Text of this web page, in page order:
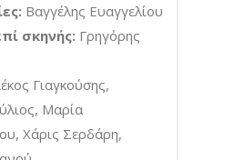
Βαγγέλης Ευαγγελίου
σκηνής: Γρηγόρης
Γιαγκούσης,
Μαρία
Χάρις Σερδάρη,